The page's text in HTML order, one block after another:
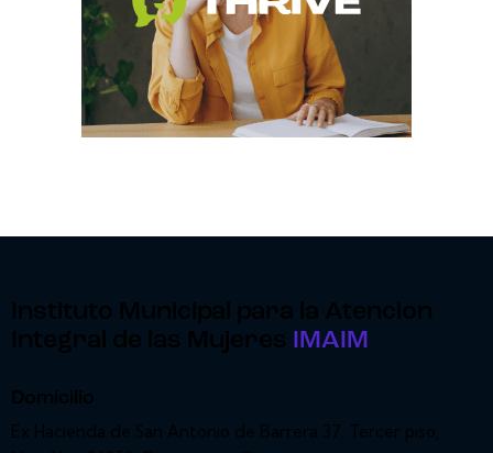
Instituto Municipal para la Atencion
Integral de las Mujeres
IMAIM
Domicilio
Ex Hacienda de San Antonio de Barrera 37. Tercer piso,